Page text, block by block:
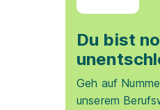
Du bist
Geh auf
unserem